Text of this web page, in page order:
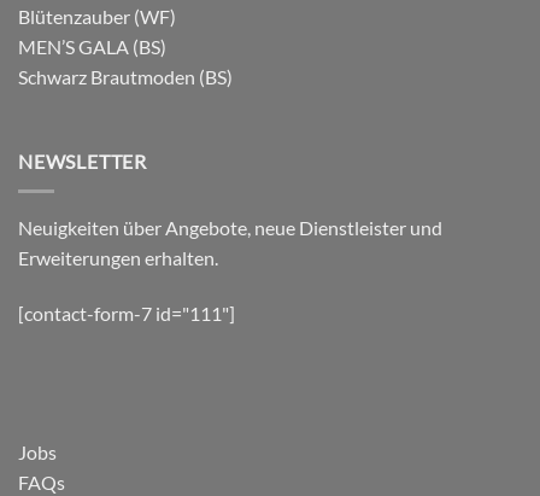
Blütenzauber (WF)
MEN’S GALA (BS)
Schwarz Brautmoden (BS)
NEWSLETTER
Neuigkeiten über Angebote, neue Dienstleister und
Erweiterungen erhalten.
[contact-form-7 id="111"]
Jobs
FAQs